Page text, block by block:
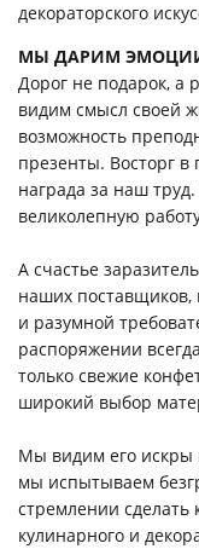
декораторского
МЫ ДАРИМ
Дорог не подарок, а
видим смысл своей
возможность
презенты. Восторг
награда за наш
великолепную
А счастье
наших поставщиков,
и разумной
распоряжении
только свежие
широкий выбор
Мы видим его искры
мы испытываем
стремлении
кулинарного и